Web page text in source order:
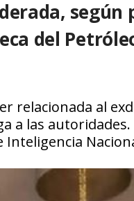
del
relacionada al
a las
Inteligencia